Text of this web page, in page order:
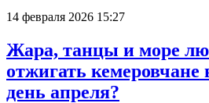
14 февраля 2026 15:27
Жара, танцы и море
отжигать
день апреля?